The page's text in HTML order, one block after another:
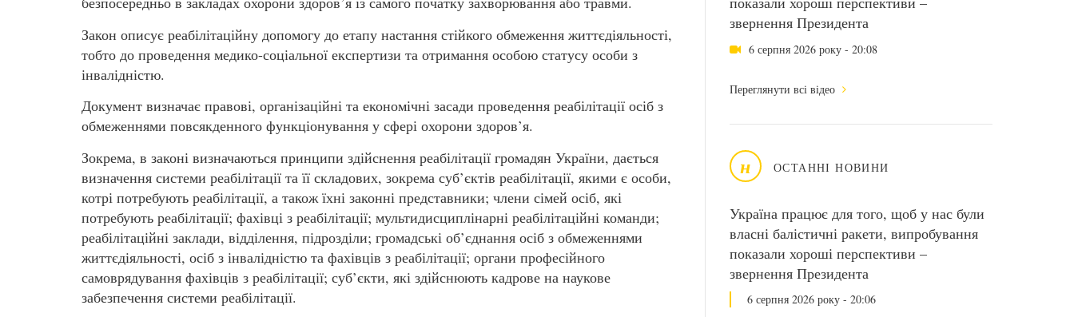
звернення Президента
6 серпня 2026 року - 20:08
Переглянути всі відео
н ОСТАННІ НОВИНИ
Україна працює для того, щоб у нас були
власні балістичні ракети, випробування
показали хороші перспективи –
звернення Президента
6 серпня 2026 року - 20:06
Закон описує реабілітаційну допомогу до етапу настання стійкого обмеження життєдіяльності,
тобто до проведення медико-соціальної експертизи та отримання особою статусу особи з
інвалідністю.
Документ визначає правові, організаційні та економічні засади проведення реабілітації осіб з
обмеженнями повсякденного функціонування у сфері охорони здоров’я.
Зокрема, в законі визначаються принципи здійснення реабілітації громадян України, дається
визначення системи реабілітації та її складових, зокрема суб’єктів реабілітації, якими є особи,
котрі потребують реабілітації, а також їхні законні представники; члени сімей осіб, які
потребують реабілітації; фахівці з реабілітації; мультидисциплінарні реабілітаційні команди;
реабілітаційні заклади, відділення, підрозділи; громадські об’єднання осіб з обмеженнями
життєдіяльності, осіб з інвалідністю та фахівців з реабілітації; органи професійного
самоврядування фахівців з реабілітації; суб’єкти, які здійснюють кадрове на наукове
забезпечення системи реабілітації.